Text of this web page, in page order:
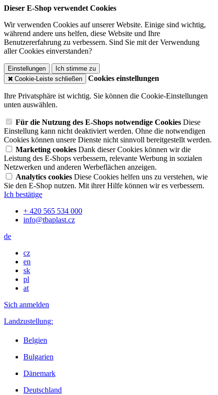
Dieser E-Shop verwendet Cookies
Wir verwenden Cookies auf unserer Website. Einige sind wichtig,
während andere uns helfen, diese Website und Ihre
Benutzererfahrung zu verbessern. Sind Sie mit der Verwendung
aller Cookies einverstanden?
Einstellungen
Ich stimme zu
Cookie-Leiste schließen
Cookies einstellungen
Ihre Privatsphäre ist wichtig. Sie können die Cookie-Einstellungen
unten auswählen.
Für die Nutzung des E-Shops notwendige Cookies Diese
Einstellung kann nicht deaktiviert werden. Ohne die notwendigen
Cookies können unsere Dienste nicht sinnvoll bereitgestellt werden.
Marketing cookies Dank dieser Cookies können wir die
Leistung des E-Shops verbessern, relevante Werbung in sozialen
Netzwerken und anderen Werbeflächen anzeigen.
Analytics cookies Diese Cookies helfen uns zu verstehen, wie
Sie den E-Shop nutzen. Mit ihrer Hilfe können wir es verbessern.
Ich bestätige
+ 420 565 534 000
info@tbaplast.cz
de
cz
en
sk
pl
at
Sich anmelden
Landzustellung:
Belgien
Bulgarien
Dänemark
Deutschland